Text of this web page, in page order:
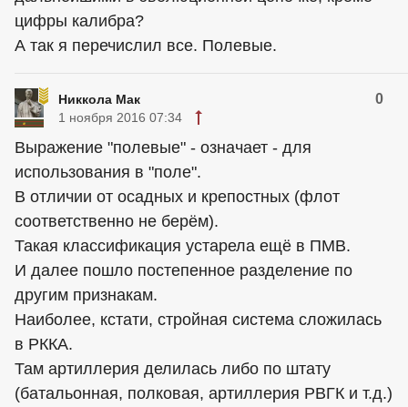
цифры калибра?
А так я перечислил все. Полевые.
Никкола Мак 0
1 ноября 2016 07:34
Выражение "полевые" - означает - для
использования в "поле".
В отличии от осадных и крепостных (флот
соответственно не берём).
Такая классификация устарела ещё в ПМВ.
И далее пошло постепенное разделение по
другим признакам.
Наиболее, кстати, стройная система сложилась
в РККА.
Там артиллерия делилась либо по штату
(батальонная, полковая, артиллерия РВГК и т.д.)